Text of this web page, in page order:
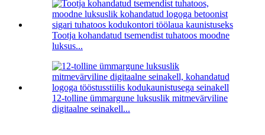
Tootja kohandatud tsemendist tuhatoos moodne
luksus...
12-tolline ümmargune luksuslik mitmevärviline
digitaalne seinakell...